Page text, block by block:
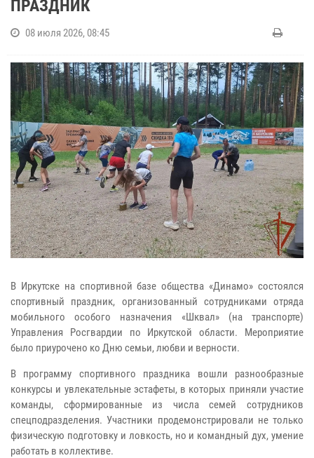
ПРАЗДНИК
08 июля 2026, 08:45
В Иркутске на спортивной базе общества «Динамо» состоялся
спортивный праздник, организованный сотрудниками отряда
мобильного особого назначения «Шквал» (на транспорте)
Управления Росгвардии по Иркутской области. Мероприятие
было приурочено ко Дню семьи, любви и верности.
В программу спортивного праздника вошли разнообразные
конкурсы и увлекательные эстафеты, в которых приняли участие
команды, сформированные из числа семей сотрудников
спецподразделения. Участники продемонстрировали не только
физическую подготовку и ловкость, но и командный дух, умение
работать в коллективе.